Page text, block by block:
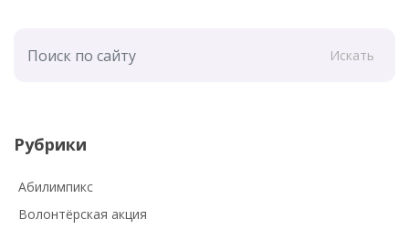
Искать
Рубрики
Абилимпикс
Волонтёрская акция